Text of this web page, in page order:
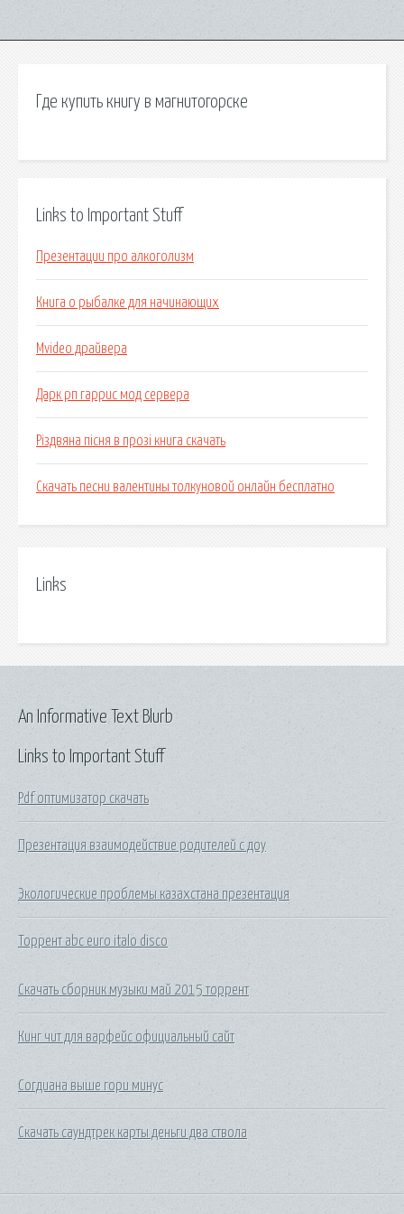
Где купить книгу в магнитогорске
Links to Important Stuff
Презентации про алкоголизм
Книга о рыбалке для начинающих
Mvideo драйвера
Дарк рп гаррис мод сервера
Різдвяна пісня в прозі книга скачать
Скачать песни валентины толкуновой онлайн бесплатно
Links
Links to Important Stuff
Pdf оптимизатор скачать
Презентация взаимодействие родителей с доу
Экологические проблемы казахстана презентация
Торрент abc euro italo disco
Скачать сборник музыки май 2015 торрент
Кинг чит для варфейс официальный сайт
Согдиана выше гори минус
Скачать саундтрек карты деньги два ствола
An Informative Text Blurb